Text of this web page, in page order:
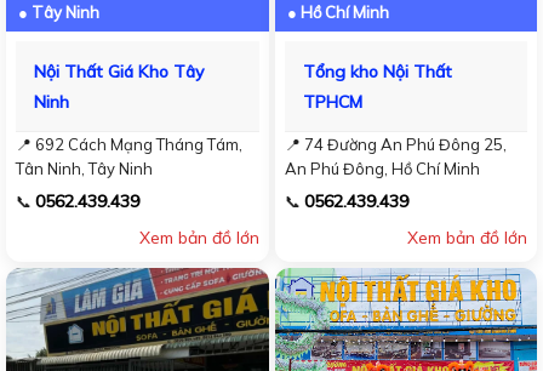
● Tây Ninh
Nội Thất Giá Kho Tây
Ninh
📍 692 Cách Mạng Tháng Tám,
Tân Ninh, Tây Ninh
📞 0562.439.439
Xem bản đồ lớn
● Hồ Chí Minh
Tổng kho Nội Thất
TPHCM
📍 74 Đường An Phú Đông 25,
An Phú Đông, Hồ Chí Minh
📞 0562.439.439
Xem bản đồ lớn